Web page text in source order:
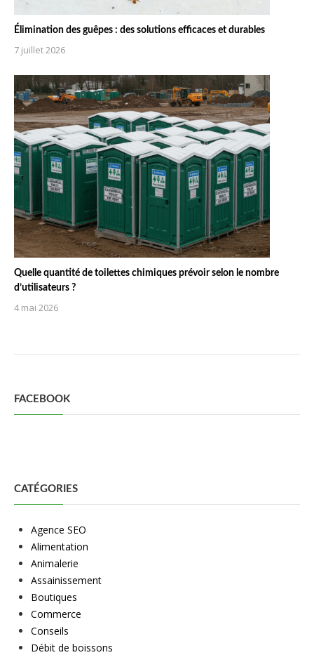
Élimination des guêpes : des solutions efficaces et durables
7 juillet 2026
Quelle quantité de toilettes chimiques prévoir selon le nombre
d’utilisateurs ?
4 mai 2026
FACEBOOK
CATÉGORIES
Agence SEO
Alimentation
Animalerie
Assainissement
Boutiques
Commerce
Conseils
Débit de boissons